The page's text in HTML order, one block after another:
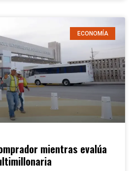
ECONOMÍA
mientras evalúa